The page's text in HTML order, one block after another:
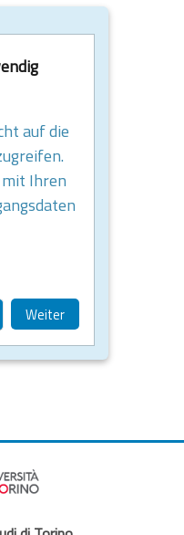
auf die
mit Ihren
Weiter